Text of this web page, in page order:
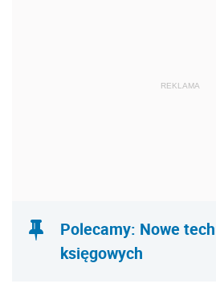
REKLAMA
Polecamy: Nowe
księgowych